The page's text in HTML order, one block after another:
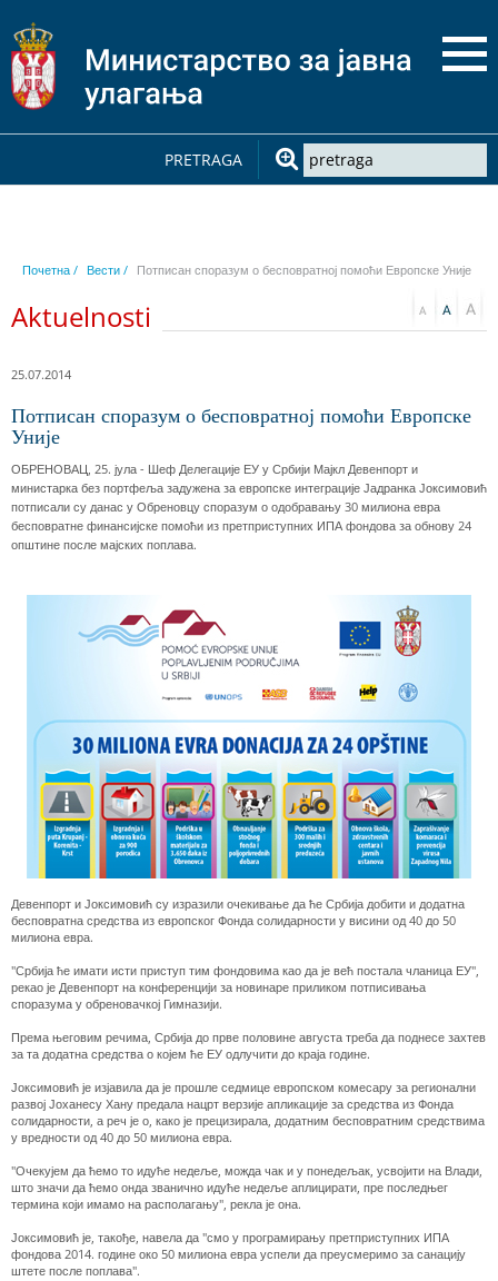
PRETRAGA
Почетна / Вести / Потписан споразум о бесповратној помоћи Европске Уније
Aktuelnosti
25.07.2014
Потписан споразум о бесповратној помоћи Европске
Уније
ОБРЕНОВАЦ, 25. јула - Шеф Делегације ЕУ у Србији Мајкл Девенпорт и
министарка без портфеља задужена за европске интеграције Јадранка Јоксимовић
потписали су данас у Обреновцу споразум о одобравању 30 милиона евра
бесповратне финансијске помоћи из претприступних ИПА фондова за обнову 24
општине после мајских поплава.
Девенпорт и Јоксимовић су изразили очекивање да ће Србија добити и додатна
бесповратна средства из европског Фонда солидарности у висини од 40 до 50
милиона евра.
"Србија ће имати исти приступ тим фондовима као да је већ постала чланица ЕУ",
рекао је Девенпорт на конференцији за новинаре приликом потписивања
споразума у обреновачкој Гимназији.
Према његовим речима, Србија до прве половине августа треба да поднесе захтев
за та додатна средства о којем ће ЕУ одлучити до краја године.
Јоксимовић је изјавила да је прошле седмице европском комесару за регионални
развој Јоханесу Хану предала нацрт верзије апликације за средства из Фонда
солидарности, а реч је о, како је прецизирала, додатним бесповратним средствима
у вредности од 40 до 50 милиона евра.
"Очекујем да ћемо то идуће недеље, можда чак и у понедељак, усвојити на Влади,
што значи да ћемо онда званично идуће недеље аплицирати, пре последњег
термина који имамо на располагању", рекла је она.
Јоксимовић је, такође, навела да "смо у програмирању претприступних ИПА
фондова 2014. године око 50 милиона евра успели да преусмеримо за санацију
штете после поплава".